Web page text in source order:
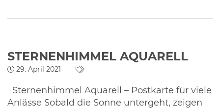
STERNENHIMMEL AQUARELL
29. April 2021
Sternenhimmel Aquarell – Postkarte für viele
Anlässe Sobald die Sonne untergeht, zeigen